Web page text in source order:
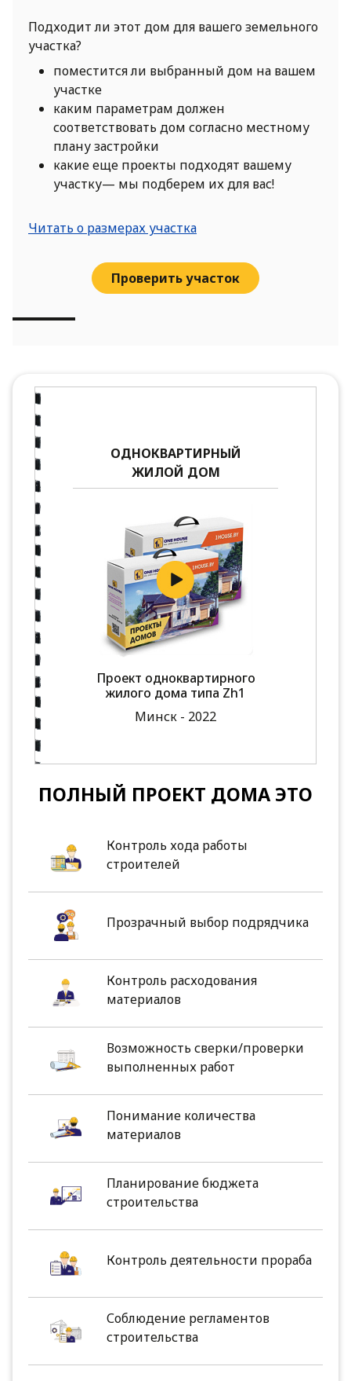
Подходит ли этот дом для вашего земельного
участка?
поместится ли выбранный дом на вашем
участке
каким параметрам должен
соответствовать дом согласно местному
плану застройки
какие еще проекты подходят вашему
участку— мы подберем их для вас!
Читать о размерах участка
Проверить участок
ОДНОКВАРТИРНЫЙ
ЖИЛОЙ ДОМ
Проект одноквартирного
жилого дома типа Zh1
Минск - 2022
ПОЛНЫЙ ПРОЕКТ ДОМА ЭТО
Контроль хода работы
строителей
Прозрачный выбор подрядчика
Контроль расходования
материалов
Возможность сверки/проверки
выполненных работ
Понимание количества
материалов
Планирование бюджета
строительства
Контроль деятельности прораба
Соблюдение регламентов
строительства